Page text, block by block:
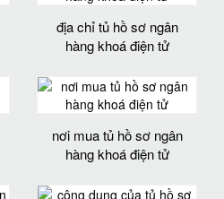
địa chỉ tủ hồ sơ ngân
hàng khoá điện tử
nơi mua tủ hồ sơ ngân
hàng khoá điện tử